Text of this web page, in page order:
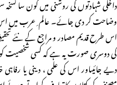
وضاحت کر دی جائے۔ عالم ِ عرب میں
اس طرح قدیم مصادر و مراجع کے نئے
کی دوسری صورت یہ ہے کہ کسی شخصیت
دیے جائیںاور اس کی علمی ، دینی یا